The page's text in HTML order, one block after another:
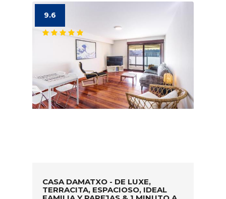
9.6
CASA DAMATXO - DE LUXE,
TERRACITA, ESPACIOSO, IDEAL